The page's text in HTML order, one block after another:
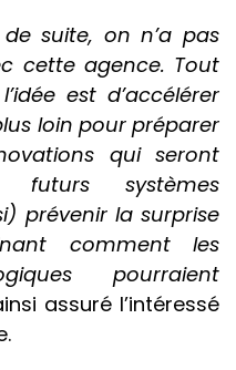
suite, on n’a pas
cette agence. Tout
est d’accélérer
loin pour préparer
qui seront
systèmes
prévenir la surprise
comment les
pourraient
assuré l’intéressé